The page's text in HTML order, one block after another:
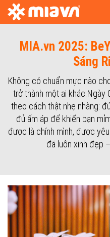
MIA.vn 2025:
Sáng
Không có chuẩn mực nào
trở thành một ai khác.Ngày
theo cách thật nhẹ nhàng:
đủ ấm áp để khiến bạn
được là chính mình, được
đã luôn xinh đẹp